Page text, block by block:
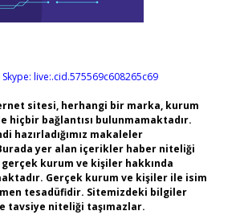
Skype: live:.cid.575569c608265c69
sitesi, herhangi bir marka, kurum
hiçbir bağlantısı bulunmamaktadır.
hazırladığımız makaleler
yer alan içerikler haber niteliği
kurum ve kişiler hakkında
Gerçek kurum ve kişiler ile isim
tesadüfidir. Sitemizdeki bilgiler
tavsiye niteliği taşımazlar.